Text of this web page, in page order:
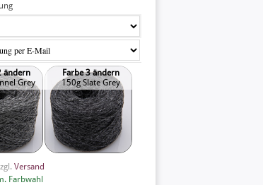
ändern
Grey
Farbe 3 ändern
150g Slate Grey
Versand
Farbwahl